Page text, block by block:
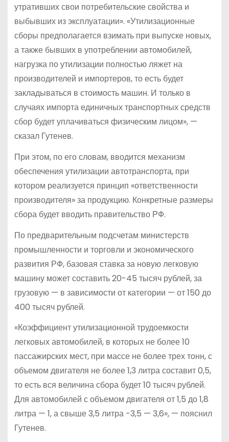
утративших свои потребительские свойства и
выбывших из эксплуатации». «Утилизационные
сборы предполагается взимать при выпуске новых,
а также бывших в употреблении автомобилей,
нагрузка по утилизации полностью ляжет на
производителей и импортеров, то есть будет
закладываться в стоимость машин. И только в
случаях импорта единичных транспортных средств
сбор будет уплачиваться физическим лицом», —
сказал Гутенев.
При этом, по его словам, вводится механизм
обеспечения утилизации автотранспорта, при
котором реализуется принцип «ответственности
производителя» за продукцию. Конкретные размеры
сбора будет вводить правительство РФ.
По предварительным подсчетам министерств
промышленности и торговли и экономического
развития РФ, базовая ставка за новую легковую
машину может составить 20-45 тысяч рублей, за
грузовую — в зависимости от категории — от 150 до
400 тысяч рублей.
«Коэффициент утилизационной трудоемкости
легковых автомобилей, в которых не более 10
пассажирских мест, при массе не более трех тонн, с
объемом двигателя не более 1,3 литра составит 0,5,
то есть вся величина сбора будет 10 тысяч рублей.
Для автомобилей с объемом двигателя от 1,5 до 1,8
литра — 1, а свыше 3,5 литра -3,5 — 3,6», — пояснил
Гутенев.